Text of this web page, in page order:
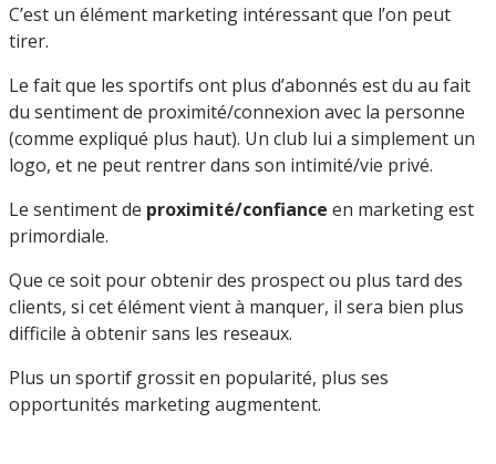
C’est un élément marketing intéressant que l’on peut
tirer.
Le fait que les sportifs ont plus d’abonnés est du au fait
du sentiment de proximité/connexion avec la personne
(comme expliqué plus haut). Un club lui a simplement un
logo, et ne peut rentrer dans son intimité/vie privé.
Le sentiment de proximité/confiance en marketing est
primordiale.
Que ce soit pour obtenir des prospect ou plus tard des
clients, si cet élément vient à manquer, il sera bien plus
difficile à obtenir sans les reseaux.
Plus un sportif grossit en popularité, plus ses
opportunités marketing augmentent.